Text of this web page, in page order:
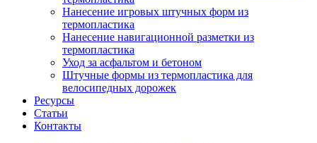
Нанесение игровых штучных форм из
термопластика
Нанесение навигационной разметки из
термопластика
Уход за асфальтом и бетоном
Штучные формы из термопластика для
велосипедных дорожек
Ресурсы
Статьи
Контакты